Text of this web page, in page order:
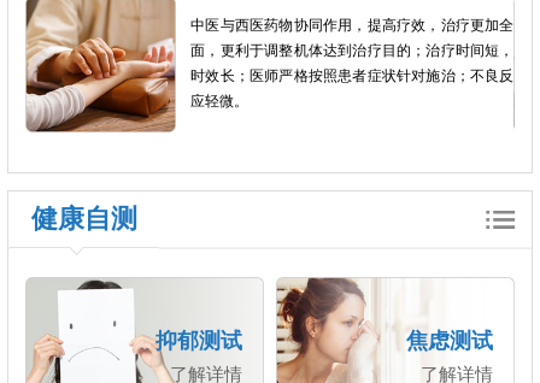
更加全
间短，
不良反
组织患者进行适当的生产劳动和文娱体育活动，
进疾病康复。临床上作为辅助治疗的手段，尤其
在慢性精神病人人格障碍，智能低下的患者当中
工娱治疗是一个非常重要的治疗方法。
健康自测
抑郁测试
了解详情
焦虑测试
了解详情